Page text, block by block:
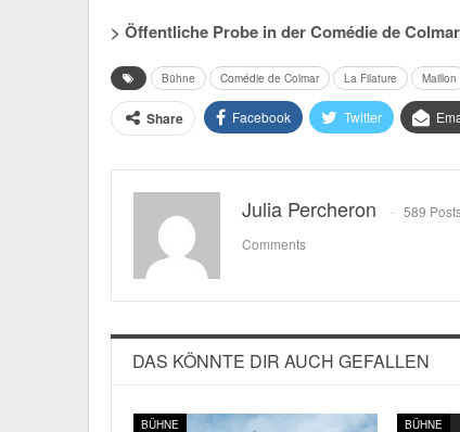
> Öffentliche Probe in der Comédie de
Bühne Comédie de Colmar La Filature Maillon
Share Facebook Twitter
Julia Percheron 589
Comments
DAS KÖNNTE DIR AUCH GEFALLEN
BÜHNE BÜHNE